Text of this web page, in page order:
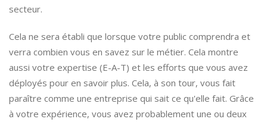
secteur.
Cela ne sera établi que lorsque votre public comprendra et
verra combien vous en savez sur le métier. Cela montre
aussi votre expertise (E-A-T) et les efforts que vous avez
déployés pour en savoir plus. Cela, à son tour, vous fait
paraître comme une entreprise qui sait ce qu'elle fait. Grâce
à votre expérience, vous avez probablement une ou deux